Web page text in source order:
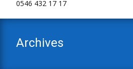
Archives